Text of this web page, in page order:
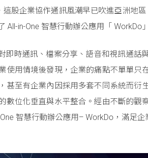
股企業協作通訊風潮早已吹進亞洲地
All-in-One 智慧行動辦公應用「 WorkDo
即時通訊、檔案分享、語音和視訊通話
使用情境後發現，企業的痛點不單單只
甚至有企業內因採用多套不同系統而衍
數位化垂直與水平整合。經由不斷的觀
智慧行動辦公應用– WorkDo，滿足